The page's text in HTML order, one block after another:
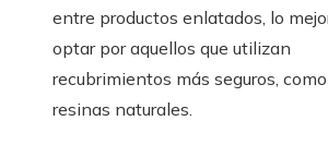
entre productos enlatados, lo
optar por aquellos que utilizan
recubrimientos más seguros,
resinas naturales.